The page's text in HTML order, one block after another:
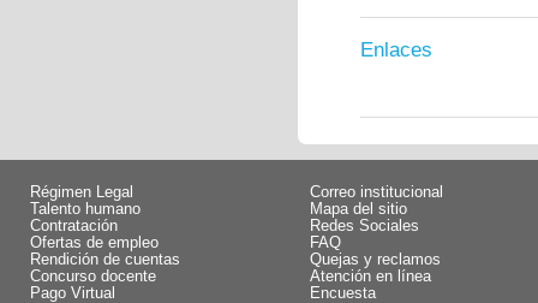
Enlaces
Régimen Legal
Talento humano
Contratación
Ofertas de empleo
Rendición de cuentas
Concurso docente
Pago Virtual
Correo institucional
Mapa del sitio
Redes Sociales
FAQ
Quejas y reclamos
Atención en línea
Encuesta